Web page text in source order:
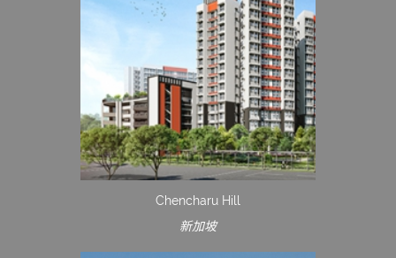
Chencharu Hill
新加坡